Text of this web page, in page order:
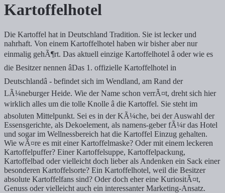
Kartoffelhotel
Die Kartoffel hat in Deutschland Tradition. Sie ist lecker und
nahrhaft. Von einem Kartoffelhotel haben wir bisher aber nur
einmalig gehÃ¶rt. Das aktuell einzige Kartoffelhotel â oder wie es
die Besitzer nennen âDas 1. offizielle Kartoffelhotel in
Deutschlandâ - befindet sich im Wendland, am Rand der
LÃ¼neburger Heide. Wie der Name schon verrÃ¤t, dreht sich hier
wirklich alles um die tolle Knolle â die Kartoffel. Sie steht im
absoluten Mittelpunkt. Sei es in der KÃ¼che, bei der Auswahl der
Essensgerichte, als Dekoelement, als namens-geber fÃ¼r das Hotel
und sogar im Wellnessbereich hat die Kartoffel Einzug gehalten.
Wie wÃ¤re es mit einer Kartoffelmaske? Oder mit einem leckeren
Kartoffelpuffer? Einer Kartoffelsuppe, Kartoffelpackung,
Kartoffelbad oder vielleicht doch lieber als Andenken ein Sack einer
besonderen Kartoffelsorte? Ein Kartoffelhotel, weil die Besitzer
absolute Kartoffelfans sind? Oder doch eher eine KuriositÃ¤t,
Genuss oder vielleicht auch ein interessanter Marketing-Ansatz.